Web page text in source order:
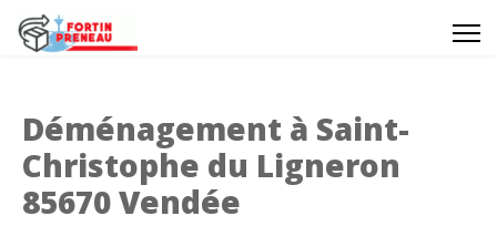
Déménagement à Saint-
Christophe du Ligneron
85670 Vendée